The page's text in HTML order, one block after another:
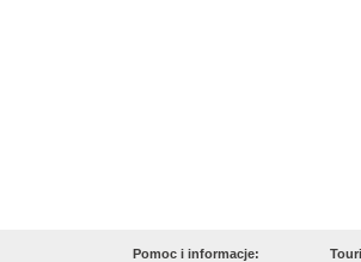
Pomoc i informacje: